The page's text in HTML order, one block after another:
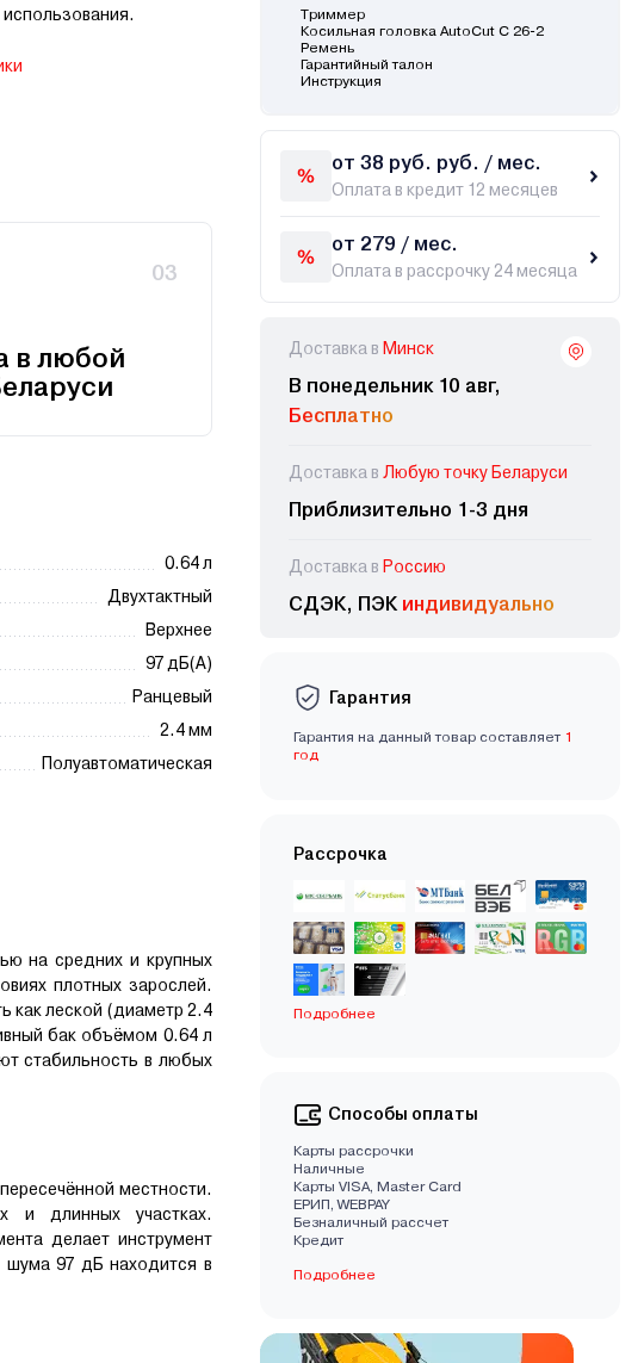
03
в любой
0.64 л
Двухтактный
Верхнее
97 дБ(А)
Ранцевый
2.4 мм
Полуавтоматическая
на средних и крупных
плотных зарослей.
как леской (диаметр 2.4
бак объёмом 0.64 л
стабильность в любых
местности.
и длинных участках.
делает инструмент
шума 97 дБ находится в
Триммер
Косильная головка AutoCut C 26-2
Ремень
Гарантийный талон
Инструкция
от 38 руб. руб. / мес.
Оплата в кредит 12 месяцев
от 279 / мес.
Оплата в рассрочку 24 месяца
Доставка в Минск
В понедельник 10 авг,
Бесплатно
Доставка в Любую точку Беларуси
Приблизительно 1-3 дня
Доставка в Россию
СДЭК, ПЭК индивидуально
Гарантия
Гарантия на данный товар составляет 1
год
Рассрочка
Подробнее
Способы оплаты
Карты рассрочки
Наличные
Карты VISA, Master Card
EРИП, WEBPAY
Безналичный рассчет
Кредит
Подробнее